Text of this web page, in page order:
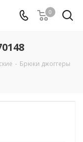
0
- Брюки джоггеры